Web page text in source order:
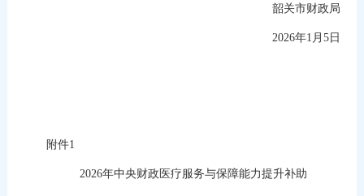
韶关市财政局
2026年1月5日
附件1
2026年中央财政医疗服务与保障能力提升补助